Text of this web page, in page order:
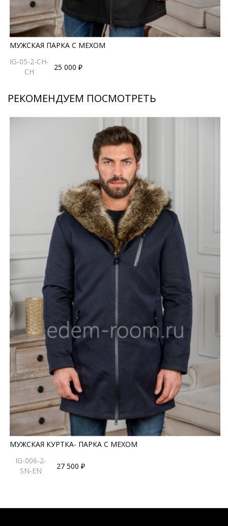
МУЖСКАЯ ПАРКА С МЕХОМ
IG-05-2-CH-
CH
25 000 ₽
РЕКОМЕНДУЕМ ПОСМОТРЕТЬ
МУЖСКАЯ КУРТКА- ПАРКА С МЕХОМ
IG-006-2-
SN-EN
27 500 ₽